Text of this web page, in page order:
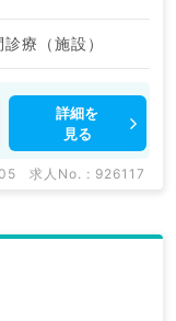
療（施設）
詳細を
見る
求人No. : 926117